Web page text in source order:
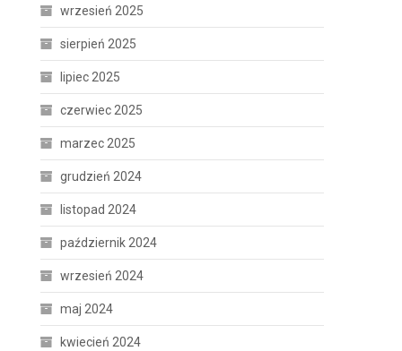
wrzesień 2025
sierpień 2025
lipiec 2025
czerwiec 2025
marzec 2025
grudzień 2024
listopad 2024
październik 2024
wrzesień 2024
maj 2024
kwiecień 2024